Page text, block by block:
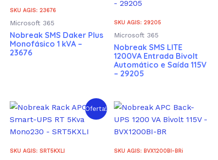
SKU AGIS: 23676
Microsoft 365
Nobreak SMS Daker Plus
Monofásico 1 kVA –
23676
SKU AGIS: 29205
Microsoft 365
Nobreak SMS LITE
1200VA Entrada Bivolt
Automático e Saída 115V
– 29205
Oferta!
SKU AGIS: SRT5KXLI SKU AGIS: BVX1200BI-BRi